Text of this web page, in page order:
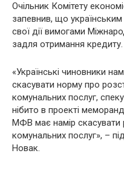
Очільник Комітету
запевнив, що
свої дії вимогами
задля отримання кредиту.
«Українські чиновники
скасувати норму про
комунальних послуг,
нібито в проекті
МФВ має намір скасувати
комунальних послуг», –
Новак.